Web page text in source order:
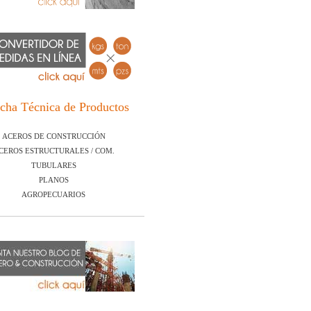
Técnica de Productos
ACEROS DE CONSTRUCCIÓN
ESTRUCTURALES / COM.
TUBULARES
PLANOS
AGROPECUARIOS